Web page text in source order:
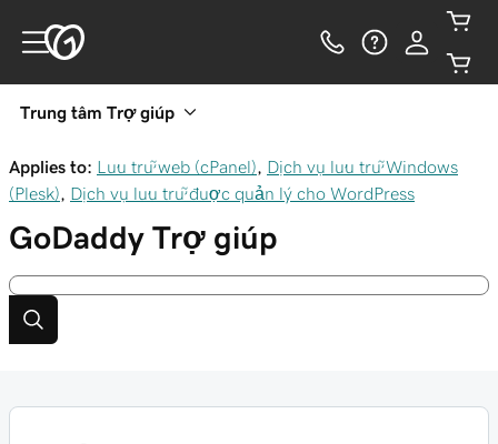
Trung tâm Trợ giúp
Applies to: Lưu trữ web (cPanel)
Dịch vụ lưu trữ Windows
(Plesk)
Dịch vụ lưu trữ được quản lý cho WordPress
GoDaddy Trợ giúp